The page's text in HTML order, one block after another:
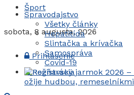
Šport
sobota, 8 augusta, 2026
Prihlásenie
Registrácia
Spravodajstvo
Všetky články
Hepatitída
Slintačka a krívačka
Samospráva
Covid-19